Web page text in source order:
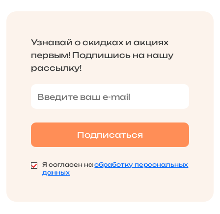
Узнавай о скидках и акциях
первым! Подпишись на нашу
рассылку!
Я согласен наобработку персональных
данных